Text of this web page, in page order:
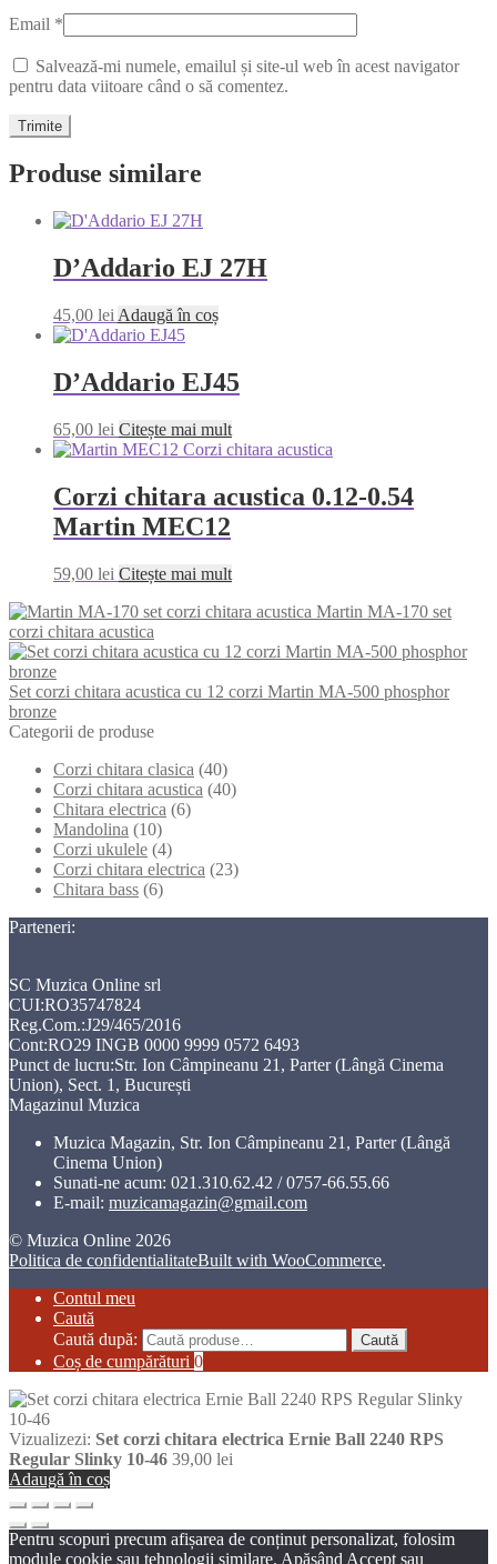
Email *
Salvează-mi numele, emailul și site-ul web în acest navigator
pentru data viitoare când o să comentez.
Produse similare
D’Addario EJ 27H
45,00 lei Adaugă în coș
D’Addario EJ45
65,00 lei Citește mai mult
Corzi chitara acustica 0.12-0.54
Martin MEC12
59,00 lei Citește mai mult
Martin MA-170 set
corzi chitara acustica
Set corzi chitara acustica cu 12 corzi Martin MA-500 phosphor
bronze
Categorii de produse
Corzi chitara clasica (40)
Corzi chitara acustica (40)
Chitara electrica (6)
Mandolina (10)
Corzi ukulele (4)
Corzi chitara electrica (23)
Chitara bass (6)
Parteneri:
SC Muzica Online srl
CUI:RO35747824
Reg.Com.:J29/465/2016
Cont:RO29 INGB 0000 9999 0572 6493
Punct de lucru:Str. Ion Câmpineanu 21, Parter (Lângă Cinema
Union), Sect. 1, București
Magazinul Muzica
Muzica Magazin, Str. Ion Câmpineanu 21, Parter (Lângă
Cinema Union)
Sunati-ne acum: 021.310.62.42 / 0757-66.55.66
E-mail: muzicamagazin@gmail.com
© Muzica Online 2026
Politica de confidentialitateBuilt with WooCommerce.
Contul meu
Caută
Caută după:
Caută
Coș de cumpărături 0
Vizualizezi: Set corzi chitara electrica Ernie Ball 2240 RPS
Regular Slinky 10-46 39,00 lei
Adaugă în coș
Pentru scopuri precum afișarea de conținut personalizat, folosim
module cookie sau tehnologii similare. Apăsând Accept sau